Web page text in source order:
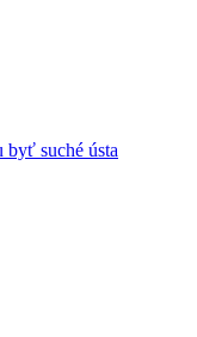
byť suché ústa